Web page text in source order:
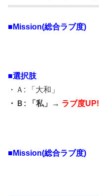
■Mission(総合ラブ度)
■選択肢
・Ａ: 「大和」
・Ｂ: 「私」→ ラブ度UP!
■Mission(総合ラブ度)